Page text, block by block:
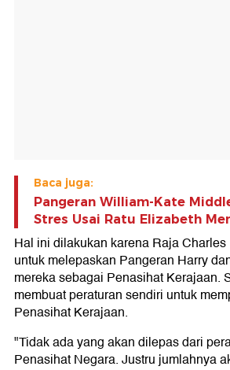
Baca juga:
Pangeran William-Kate
Stres Usai Ratu Elizabeth
Hal ini dilakukan karena Raja
untuk melepaskan Pangeran Harry
mereka sebagai Penasihat Kerajaan.
membuat peraturan sendiri untuk
Penasihat Kerajaan.
"Tidak ada yang akan dilepas dari
Penasihat Negara. Justru jumlahnya